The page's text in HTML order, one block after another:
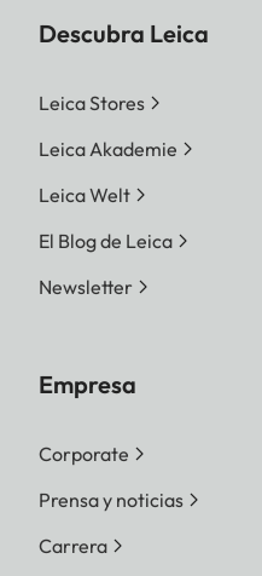
Descubra Leica
Leica Stores
Leica Akademie
Leica Welt
El Blog de Leica
Newsletter
Empresa
Corporate
Prensa y noticias
Carrera